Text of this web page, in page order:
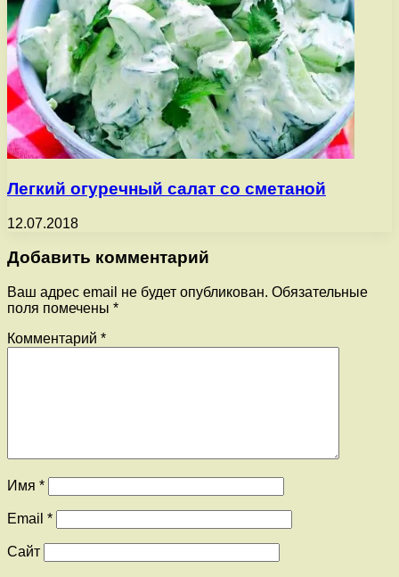
Легкий огуречный салат со сметаной
12.07.2018
Добавить комментарий
Ваш адрес email не будет опубликован. Обязательные
поля помечены *
Комментарий *
Имя *
Email *
Сайт